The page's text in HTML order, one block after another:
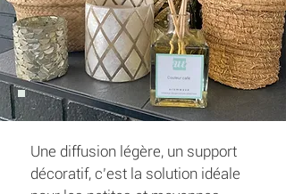
Une diffusion légère, un support
décoratif, c’est la solution idéale